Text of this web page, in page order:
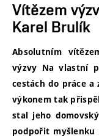
Vítězem
Karel Brulík
Absolutním
výzvy Na vlastní
cestách do práce
výkonem tak
stal jeho
podpořit myšlenku